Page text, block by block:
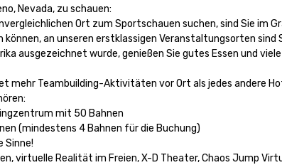
Nevada, zu schauen:
Ort zum Sportschauen suchen, sind Sie im
an unseren erstklassigen Veranstaltungsorten sind
ausgezeichnet wurde, genießen Sie gutes Essen und
mehr Teambuilding-Aktivitäten vor Ort als jedes andere
mit 50 Bahnen
(mindestens 4 Bahnen für die Buchung)
Sinne!
virtuelle Realität im Freien, X-D Theater, Chaos Jump